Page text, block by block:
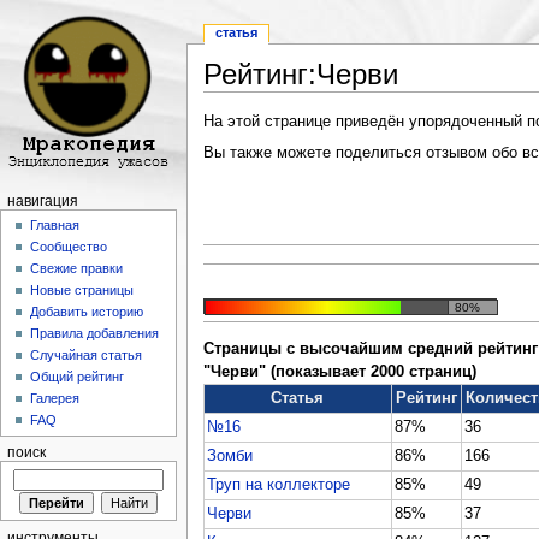
Рейтинг:Черви
На этой странице приведён упорядоченный
Вы также можете поделиться отзывом обо
80%
Страницы с высочайшим средний рейтинг
"Черви" (показывает 2000 страниц)
Статья
Рейтинг
№16
87%
36
Зомби
86%
166
Труп на коллекторе
85%
49
Черви
85%
37
статья
навигация
Главная
Сообщество
Свежие правки
Новые страницы
Добавить историю
Правила добавления
Случайная статья
Общий рейтинг
Галерея
FAQ
поиск